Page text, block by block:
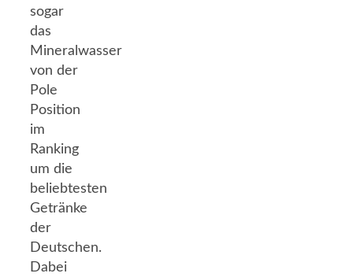
sogar
das
Mineralwasser
von der
Pole
Position
im
Ranking
um die
beliebtesten
Getränke
der
Deutschen.
Dabei